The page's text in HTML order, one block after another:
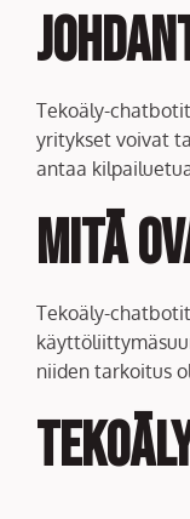
Tekoäly-
yritykset voivat
antaa
Mitä
Tekoäly-
niiden tarkoitus